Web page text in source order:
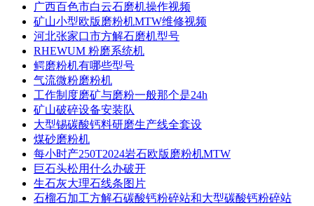
广西百色市白云石磨机操作视频
矿山小型欧版磨粉机MTW维修视频
河北张家口市方解石磨机型号
RHEWUM 粉磨系统机
鳄磨粉机有哪些型号
气流微粉磨粉机
工作制度磨矿与磨粉一般那个是24h
矿山破碎设备安装队
大型锡碳酸钙料研磨生产线全套设
煤砂磨粉机
每小时产250T2024岩石欧版磨粉机MTW
巨石头松用什么办破开
生石灰大理石线条图片
石榴石加工方解石碳酸钙粉碎站和大型碳酸钙粉碎站